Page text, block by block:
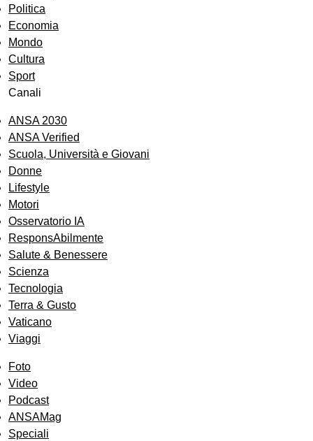
Politica
Economia
Mondo
Cultura
Sport
Canali
ANSA 2030
ANSA Verified
Scuola, Università e Giovani
Donne
Lifestyle
Motori
Osservatorio IA
ResponsAbilmente
Salute & Benessere
Scienza
Tecnologia
Terra & Gusto
Vaticano
Viaggi
Foto
Video
Podcast
ANSAMag
Speciali